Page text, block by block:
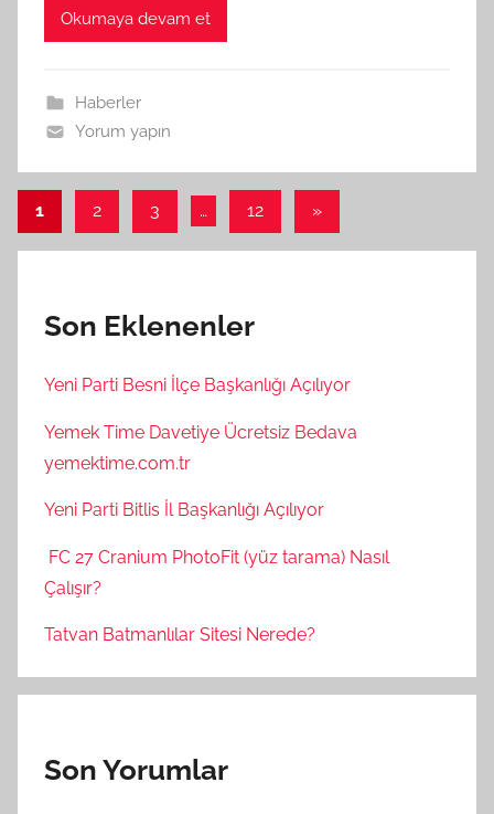
Okumaya devam et
Haberler
Yorum yapın
Yazı
sayfalaması
1 2 3 … 12
Sonraki
yazılar
»
Son Eklenenler
Yeni Parti Besni İlçe Başkanlığı Açılıyor
Yemek Time Davetiye Ücretsiz Bedava
yemektime.com.tr
Yeni Parti Bitlis İl Başkanlığı Açılıyor
FC 27 Cranium PhotoFit (yüz tarama) Nasıl
Çalışır?
Tatvan Batmanlılar Sitesi Nerede?
Son Yorumlar